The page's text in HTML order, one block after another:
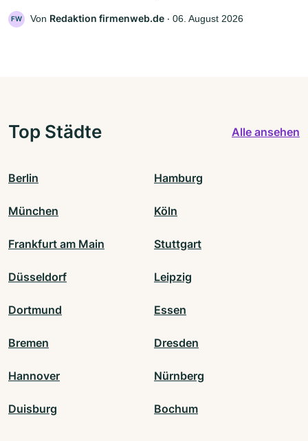
FW Von Redaktion firmenweb.de ‧ 06. August 2026
Top Städte Alle ansehen
Berlin Hamburg
München Köln
Frankfurt am Main Stuttgart
Düsseldorf Leipzig
Dortmund Essen
Bremen Dresden
Hannover Nürnberg
Duisburg Bochum